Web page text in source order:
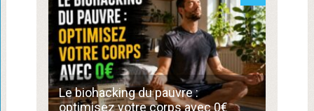
Le biohacking du pauvre :
optimisez votre corps avec 0€